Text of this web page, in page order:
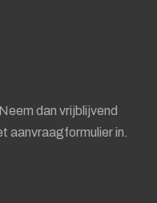
dan vrijblijvend
aanvraagformulier in.